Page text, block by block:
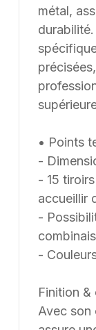
métal,
• Points
-
- 15
accueillir
-
-
Finition &
Avec son